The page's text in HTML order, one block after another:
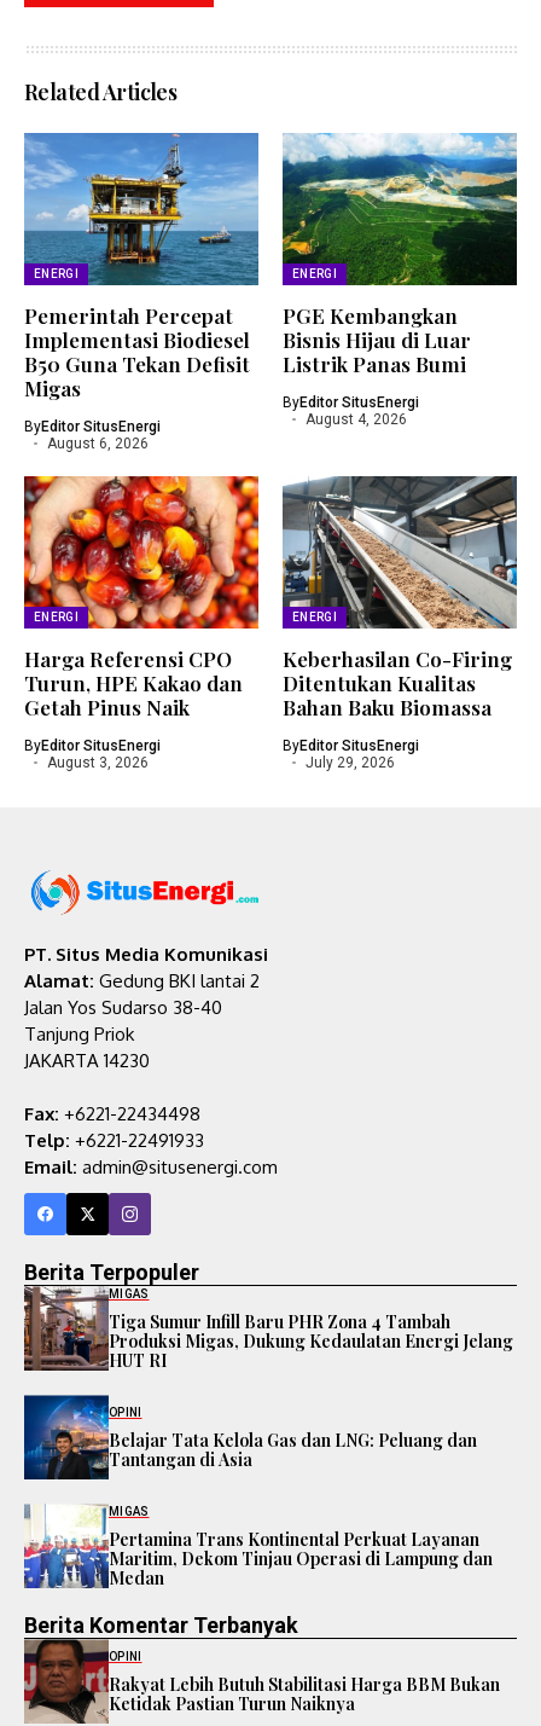
Related Articles
ENERGI
Pemerintah Percepat
Implementasi Biodiesel
B50 Guna Tekan Defisit
Migas
ByEditor SitusEnergi
August 6, 2026
ENERGI
PGE Kembangkan
Bisnis Hijau di Luar
Listrik Panas Bumi
ByEditor SitusEnergi
August 4, 2026
ENERGI
Harga Referensi CPO
Turun, HPE Kakao dan
Getah Pinus Naik
ByEditor SitusEnergi
August 3, 2026
ENERGI
Keberhasilan Co-Firing
Ditentukan Kualitas
Bahan Baku Biomassa
ByEditor SitusEnergi
July 29, 2026
PT. Situs Media Komunikasi
Alamat: Gedung BKI lantai 2
Jalan Yos Sudarso 38-40
Tanjung Priok
JAKARTA 14230
Fax: +6221-22434498
Telp: +6221-22491933
Email: admin@situsenergi.com
Berita Terpopuler
MIGAS
Tiga Sumur Infill Baru PHR Zona 4 Tambah
Produksi Migas, Dukung Kedaulatan Energi Jelang
HUT RI
OPINI
Belajar Tata Kelola Gas dan LNG: Peluang dan
Tantangan di Asia
MIGAS
Pertamina Trans Kontinental Perkuat Layanan
Maritim, Dekom Tinjau Operasi di Lampung dan
Medan
Berita Komentar Terbanyak
OPINI
Rakyat Lebih Butuh Stabilitasi Harga BBM Bukan
Ketidak Pastian Turun Naiknya